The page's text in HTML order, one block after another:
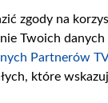
SIERPNIA 2026
zgody na
Twoich
Partnerów
które